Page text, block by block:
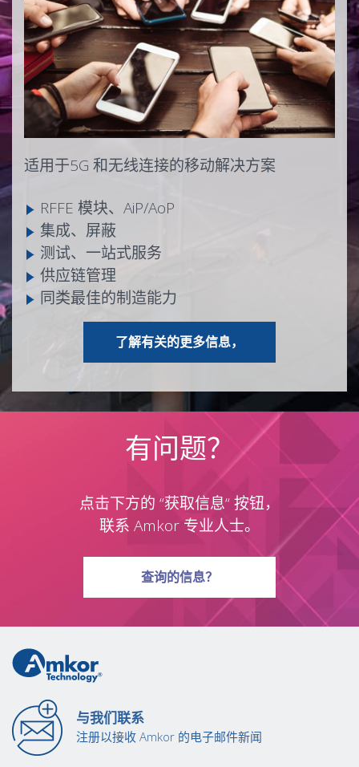
适用于5G 和无线连接的移动解决方案
RFFE 模块、AiP/AoP
集成、屏蔽
测试、一站式服务
供应链管理
同类最佳的制造能力
了解有关SIP RF
的更多信息，
有问题？
点击下方的 “获取信息“ 按钮，
联系 Amkor 专业人士。
查询有关问题
的信息？
与我们联系
注册以接收 Amkor 的电子邮件新闻